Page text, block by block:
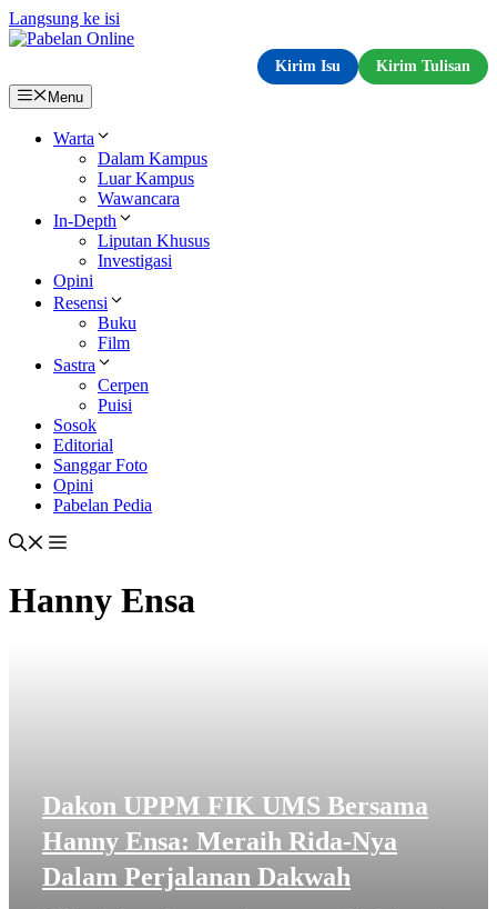
Langsung ke isi
Kirim Isu
Kirim Tulisan
Menu
Warta
Dalam Kampus
Luar Kampus
Wawancara
In-Depth
Liputan Khusus
Investigasi
Opini
Resensi
Buku
Film
Sastra
Cerpen
Puisi
Sosok
Editorial
Sanggar Foto
Opini
Pabelan Pedia
Hanny Ensa
Dakon UPPM FIK UMS Bersama
Hanny Ensa: Meraih Rida-Nya
Dalam Perjalanan Dakwah